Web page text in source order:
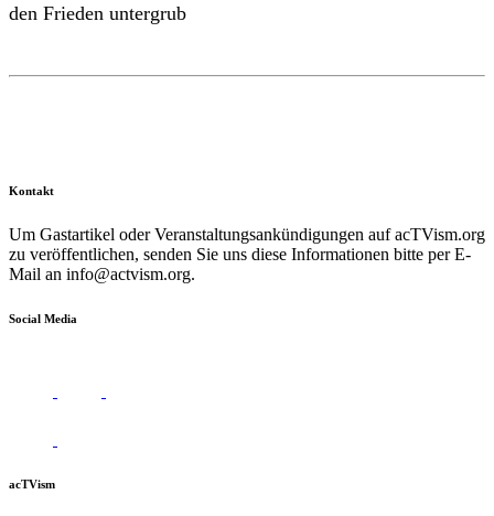
den Frieden untergrub
Kontakt
Um Gastartikel oder Veranstaltungsankündigungen auf acTVism.org
zu veröffentlichen, senden Sie uns diese Informationen bitte per E-
Mail an info@actvism.org.
Social Media
acTVism